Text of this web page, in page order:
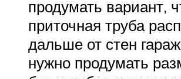
продумать вариант,
приточная труба
дальше от стен
нужно продумать